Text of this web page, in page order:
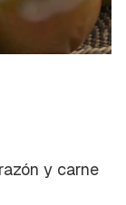
y carne